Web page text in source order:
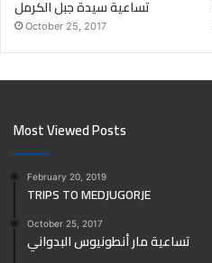
تساعية سيدة جبل الكرمل
October 25, 2017
Most Viewed Posts
February 20, 2019
TRIPS TO MEDJUGORJE
October 25, 2017
تساعية مار أنطونيوس البدواني